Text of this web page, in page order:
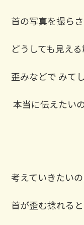
首の写真を撮ら
どうしても見え
歪みなどで みて
本当に伝えたい
考えていきたい
首が歪む捻れる